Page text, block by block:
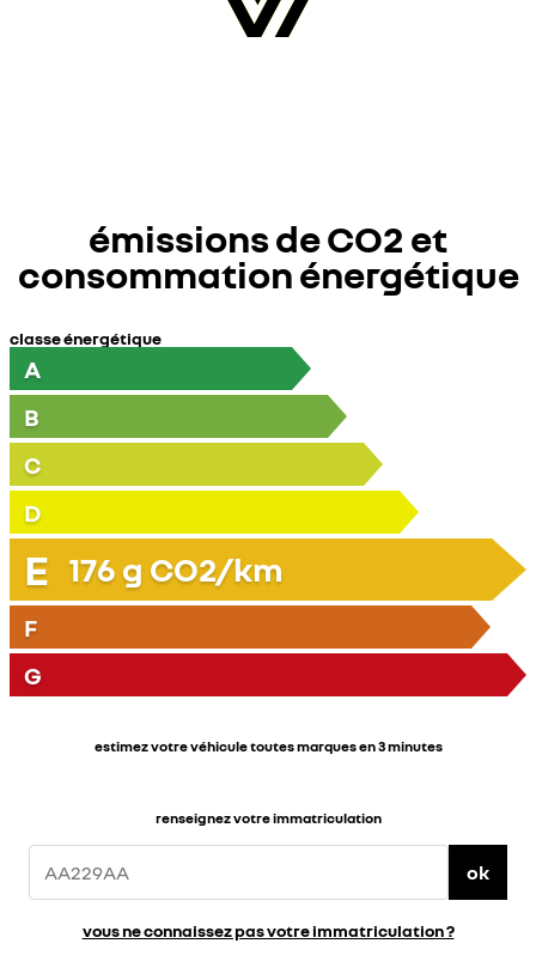
émissions de CO2 et
consommation énergétique
classe énergétique
A
B
C
D
E 176 g CO2/km
F
G
estimez votre véhicule toutes marques en 3 minutes
renseignez votre immatriculation
ok
vous ne connaissez pas votre immatriculation ?